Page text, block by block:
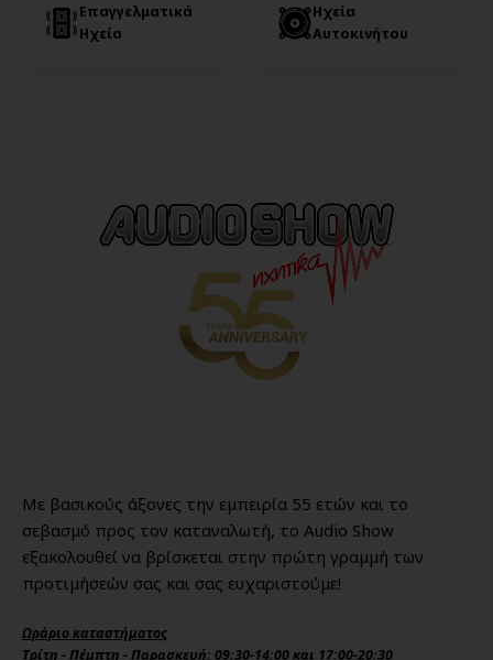
Επαγγελματικά
Ηχεία
Ηχεία
Αυτοκινήτου
Με βασικούς άξονες την εμπειρία 55 ετών και το
σεβασμό προς τον καταναλωτή, το Audio Show
εξακολουθεί να βρίσκεται στην πρώτη γραμμή των
προτιμήσεών σας και σας ευχαριστούμε!
Ωράριο καταστήματος
Τρίτη - Πέμπτη - Παρασκευή: 09:30-14:00 και 17:00-20:30